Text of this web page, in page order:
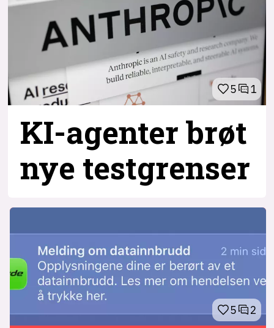
5 1
KI-agenter brøt
nye testgrenser
5 2